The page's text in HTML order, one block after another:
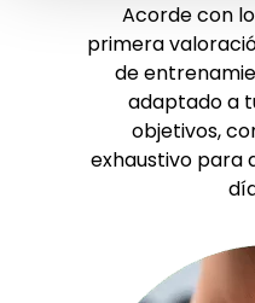
Acorde con
primera
de
adaptado a
objetivos,
exhaustivo para